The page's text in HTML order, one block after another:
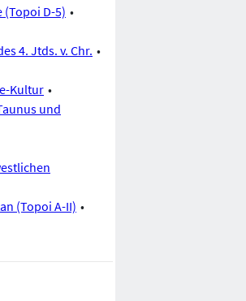
(Topoi D-5)
4. Jtds. v. Chr.
Kultur
und
(Topoi A-II)